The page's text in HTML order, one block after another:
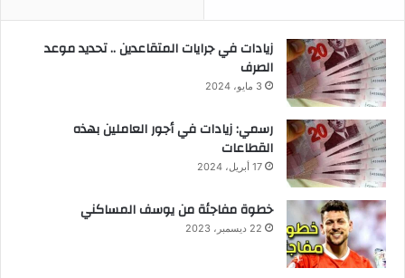
زيادات في جرايات المتقاعدين .. تحديد موعد
الصرف
3 مايو، 2024
رسمي: زيادات في أجور العاملين بهذه
القطاعات
17 أبريل، 2024
خطوة مفاجئة من يوسف المساكني
22 ديسمبر، 2023